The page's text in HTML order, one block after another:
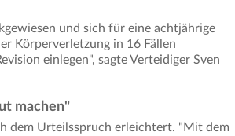
und sich für eine achtjährige
Körperverletzung in 16 Fällen
einlegen", sagte Verteidiger Sven
machen"
dem Urteilsspruch erleichtert. "Mit dem